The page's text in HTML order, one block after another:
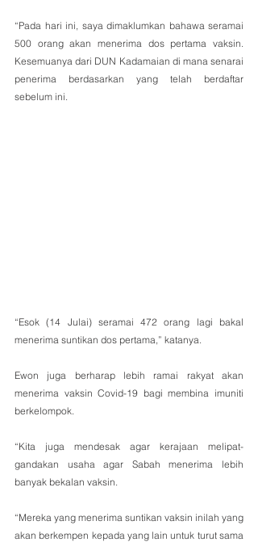
“Pada hari ini, saya dimaklumkan bahawa seramai
500 orang akan menerima dos pertama vaksin.
Kesemuanya dari DUN Kadamaian di mana senarai
penerima berdasarkan yang telah berdaftar
sebelum ini.
“Esok (14 Julai) seramai 472 orang lagi bakal
menerima suntikan dos pertama,” katanya.
Ewon juga berharap lebih ramai rakyat akan
menerima vaksin Covid-19 bagi membina imuniti
berkelompok.
“Kita juga mendesak agar kerajaan melipat-
gandakan usaha agar Sabah menerima lebih
banyak bekalan vaksin.
“Mereka yang menerima suntikan vaksin inilah yang
akan berkempen kepada yang lain untuk turut sama